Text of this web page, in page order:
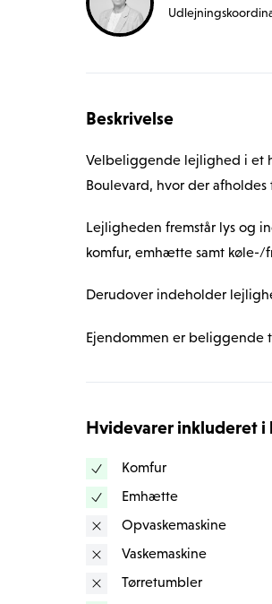
Beskrivelse
Velbeliggende lejlighed i et
Boulevard, hvor der
Lejligheden fremstår lys og
komfur, emhætte samt køle-/
Derudover indeholder
Ejendommen er
Til ejendommen hører et
A conto varme 430,00 kr.
A conto vand 219,00 kr.
tilsvarende 1 værelses.
Hvidevarer inkluderet i
Komfur
Emhætte
Opvaskemaskine
Vaskemaskine
Tørretumbler